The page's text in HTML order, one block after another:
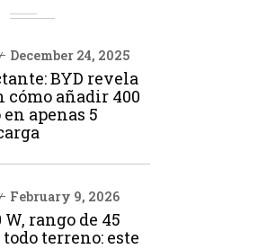
December 24, 2025
BYD revela
cómo añadir 400
apenas 5
February 9, 2026
rango de 45
terreno: este